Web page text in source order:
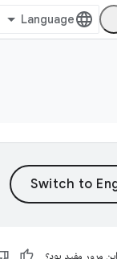
این مرور مفید بود؟